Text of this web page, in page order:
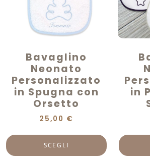
Bavaglino
Neonato
Personalizzato
in Spugna con
Orsetto
25,00 €
SCEGLI
in